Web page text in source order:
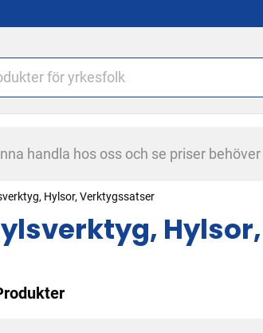
handla hos oss och se priser behöver
Hylsor, Verktygssatser